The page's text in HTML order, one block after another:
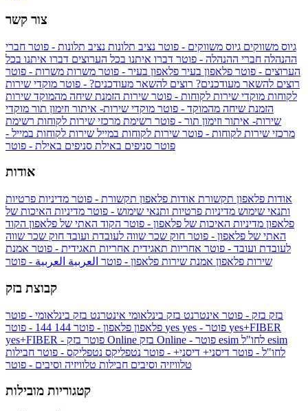
צור קשר
גיוס משווקים גיוס משווקים - פוטר נציב תלונות נציב תלונות - פוטר חברי
ההנהלה חברי ההנהלה - פוטר דברו איתנו בכל הערוצים דברו איתנו בכל
הערוצים - פוטר פלאפון בעיר פלאפון בעיר - פוטר משרות משרות - פוטר
רוצים להשאר מעודכנים? רוצים להשאר מעודכנים? - פוטר מוקדי שירות
לקוחות מוקדי שירות לקוחות - פוטר שירות הזמנת שיחה מהמוקד שירות
הזמנת שיחה מהמוקד - פוטר מוקדי שירות- איתור וזימון תור מוקדי
שירות- איתור וזימון תור - פוטר רשימת מרכזי שירות לקוחות רשימת
מרכזי שירות לקוחות - פוטר שירות לקוחות במייל שירות לקוחות במייל -
פוטר סניפים באילת סניפים באילת - פוטר
אודות
אודות פלאפון תקשורת אודות פלאפון תקשורת - פוטר מדיניות פרטיות
ותנאי שימוש מדיניות פרטיות ותנאי שימוש - פוטר מדיניות האיכות של
פלאפון מדיניות האיכות של פלאפון - פוטר הקוד האתי של פלאפון הקוד
האתי של פלאפון - פוטר חוק שכר שווה לעובדת ועובד חוק שכר שווה
לעובדת ועובד - פוטר אחריות תאגידית אחריות תאגידית - פוטר אמנת
שירות פלאפון אמנת שירות פלאפון - פוטר العربية العربية - פוטר
קבוצת בזק
בזק בזק - פוטר אינטרנט בזק בינלאומי אינטרנט בזק בינלאומי - פוטר
פלאפון פלאפון - פוטר 144 yes
yes+FIBER
yes+FIBER - פוטר בזק Online
esim
לחו"ל - פוטר דיסני+ דיסני+ - פוטר נטפליקס נטפליקס - פוטר חבילות
טלוויזיה וסיבים חבילות טלוויזיה וסיבים - פוטר
קטגוריות מובילות